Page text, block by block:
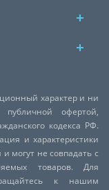
характер и ни
публичной офертой,
кодекса РФ.
и характеристики
могут не совпадать с
товаров. Для
к нашим